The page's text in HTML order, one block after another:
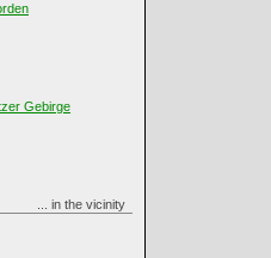
Gebirge
... in the vicinity